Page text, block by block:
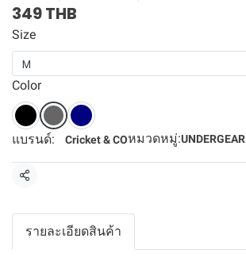
349 THB
Size
M
Color
แบรนด์: Cricket & COหมวดหมู่:UNDERGEAR
แชร์
รายละเอียดสินค้า